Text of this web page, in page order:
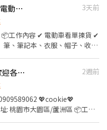
班 - 📍工作地點： DC10：大
楊梅區高獅路 ( 缺日/午
此職缺 ⭐ 也可以加官方詢問
★ 加入後請幫我留姓名 / 電話 /
－
園
📦大園急徵【物流倉儲人員｜電動車揀貨／堆高機】
3天前
、筆記本、衣服、帽子、收納
時（再加
🍑園全台知名電商招才拉~✨歡迎各路高手來挑戰✨
2週前
💖cookie💖